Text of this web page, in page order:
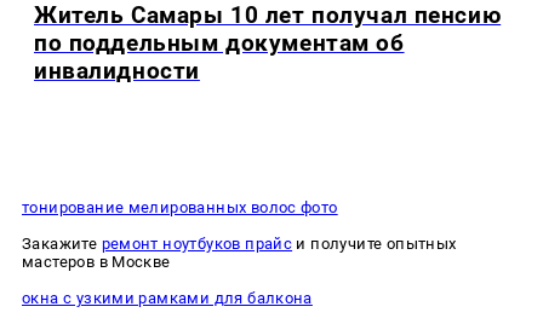
Житель Самары 10 лет получал пенсию
по поддельным документам об
инвалидности
тонирование мелированных волос фото
Закажите ремонт ноутбуков прайс и получите опытных
мастеров в Москве
окна с узкими рамками для балкона